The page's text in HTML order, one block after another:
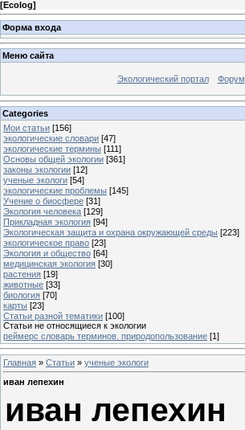
[Ecolog]
Форма входа
Меню сайта
Экологический портал Форум
Categories
Мои статьи [156]
экологические словари [47]
экологические термины [111]
Основы общей экологии [361]
законы экологии [12]
ученые экологи [54]
экологические проблемы [145]
Учение о биосфере [31]
Экология человека [129]
Прикладная экология [94]
Экологическая защита и охрана окружающей среды [223]
экологическое право [23]
Экология и общество [64]
медицинская экология [30]
растения [19]
животные [33]
биология [70]
карты [23]
Статьи разной тематики [100]
Статьи не относящиеся к экологии
реймерс словарь терминов. природопользование [1]
Главная » Статьи » ученые экологи
иван лепехин
иван лепехин